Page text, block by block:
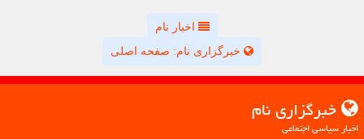
اخبار نام
خبرگزاری نام: صفحه اصلی
خبرگزاری نام
اخبار سیاسی اجتماعی